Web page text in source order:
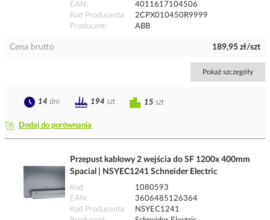
EAN
4011617104506
Kod Producenta
2CPX010450R9999
Producent
ABB
Cena brutto 189,95 zł/szt
Pokaż szczegóły
Dodaj do porównania
15 szt
14 dni 194 szt
Przepust kablowy 2 wejścia do SF 1200x 400mm
Spacial | NSYEC1241 Schneider Electric
Kod
1080593
EAN
3606485126364
Kod Producenta
NSYEC1241